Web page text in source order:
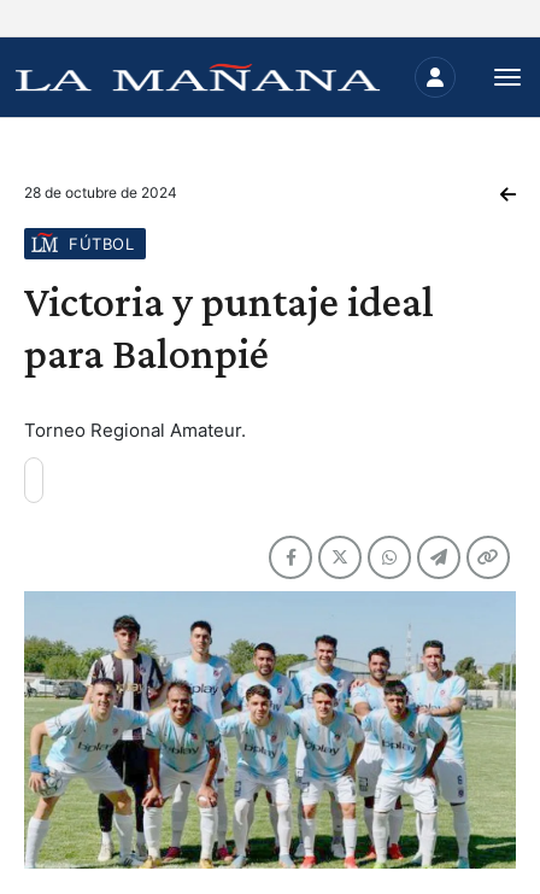
28 de octubre de 2024
FÚTBOL
Victoria y puntaje ideal
para Balonpié
Torneo Regional Amateur.